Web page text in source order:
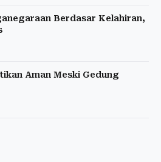
Berdasar Kelahiran,
Aman Meski Gedung